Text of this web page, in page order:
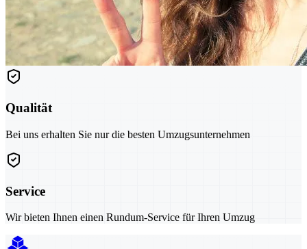
Qualität
Bei uns erhalten Sie nur die besten Umzugsunternehmen
Service
Wir bieten Ihnen einen Rundum-Service für Ihren Umzug